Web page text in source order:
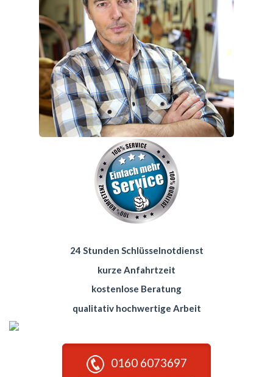
24 Stunden Schlüsselnotdienst
kurze Anfahrtzeit
kostenlose Beratung
qualitativ hochwertige Arbeit
0160 6073697